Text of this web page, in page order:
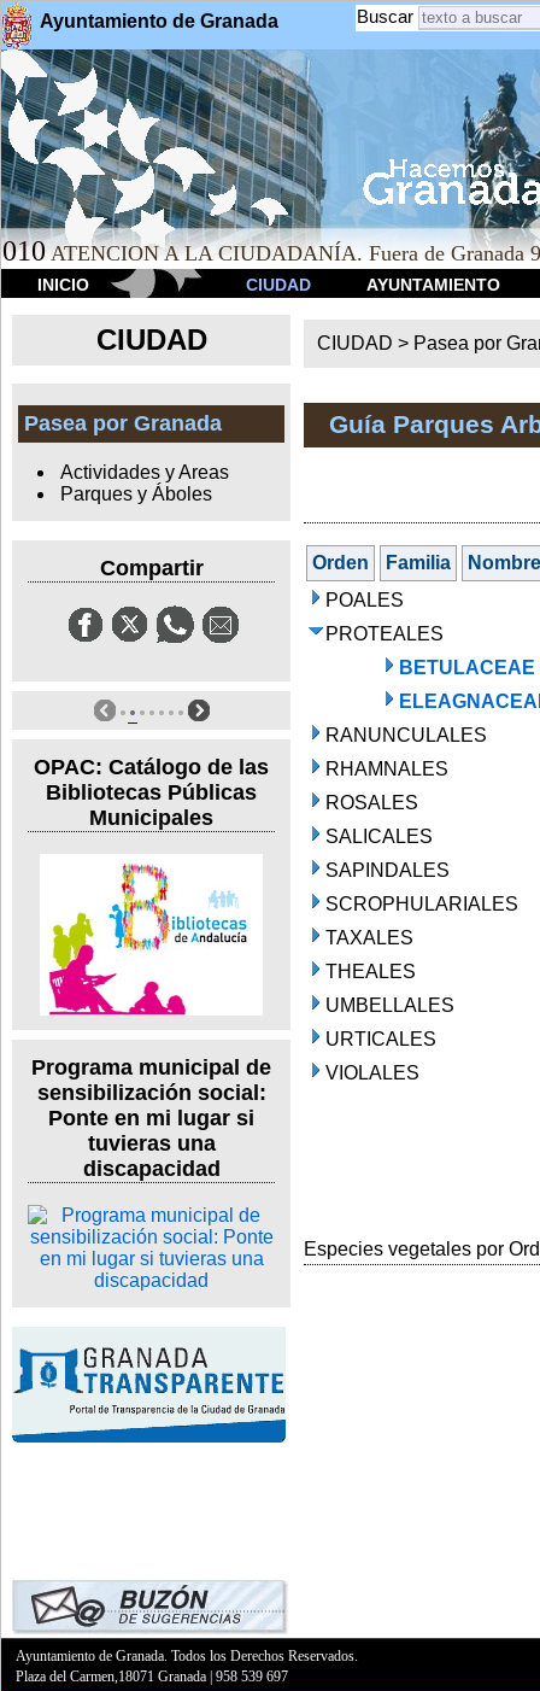
Ayuntamiento de Granada Buscar
010 ATENCION A LA CIUDADANÍA. Fuera de Granada
INICIO CIUDAD AYUNTAMIENTO
CIUDAD
Pasea por Granada
Actividades y Areas
Parques y Áboles
Compartir
OPAC: Catálogo de las
Bibliotecas Públicas
Municipales
Programa municipal de
sensibilización social:
Ponte en mi lugar si
tuvieras una
discapacidad
CIUDAD > Pasea por
Guía Parques
Orden Familia
Nombre
POALES
PROTEALES
BETULACEAE
RANUNCULALES
RHAMNALES
ROSALES
SALICALES
SAPINDALES
SCROPHULARIALES
TAXALES
THEALES
UMBELLALES
URTICALES
VIOLALES
Especies vegetales por
Ayuntamiento de Granada. Todos los Derechos Reservados.
Plaza del Carmen,18071 Granada |958 539 697